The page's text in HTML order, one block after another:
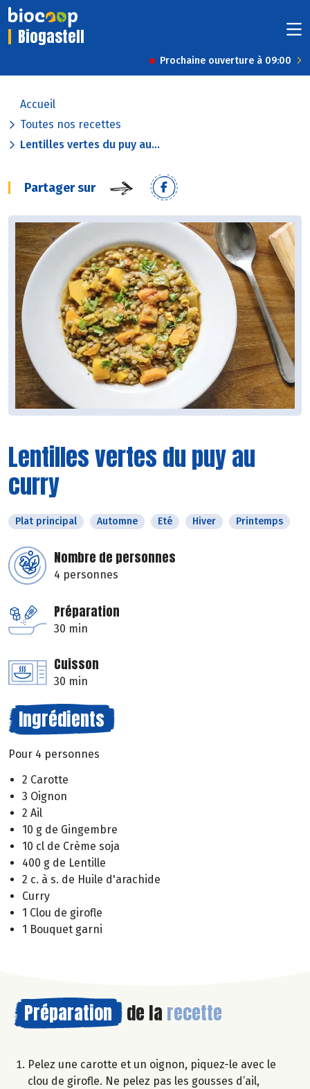
Biogastell
Prochaine ouverture à 09:00
Accueil
Toutes nos recettes
Lentilles vertes du puy au...
Partager sur
Lentilles vertes du puy au
curry
Plat principal Automne Eté Hiver Printemps
Nombre de personnes
4 personnes
Préparation
30 min
Cuisson
30 min
Ingrédients
Pour 4 personnes
2 Carotte
3 Oignon
2 Ail
10 g de Gingembre
10 cl de Crème soja
400 g de Lentille
2 c. à s. de Huile d'arachide
Curry
1 Clou de girofle
1 Bouquet garni
Préparation de la recette
Pelez une carotte et un oignon, piquez-le avec le
clou de girofle. Ne pelez pas les gousses d’ail,